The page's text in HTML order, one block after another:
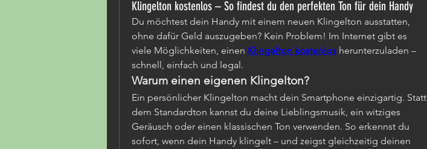
Klingelton kostenlos – So findest du den perfekten Ton für dein Handy
Du möchtest dein Handy mit einem neuen Klingelton ausstatten,
ohne dafür Geld auszugeben? Kein Problem! Im Internet gibt es
viele Möglichkeiten, einen Klingelton kostenlos herunterzuladen –
schnell, einfach und legal.
Warum einen eigenen Klingelton?
Ein persönlicher Klingelton macht dein Smartphone einzigartig. Statt
dem Standardton kannst du deine Lieblingsmusik, ein witziges
Geräusch oder einen klassischen Ton verwenden. So erkennst du
sofort, wenn dein Handy klingelt – und zeigst gleichzeitig deinen